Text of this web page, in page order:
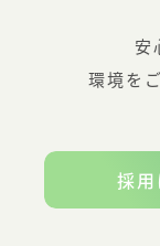
安
環境を
採